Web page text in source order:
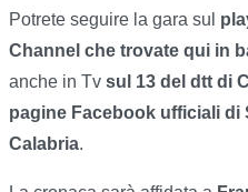
Potrete seguire la gara sul
Channel che trovate qui in
anche in Tv sul 13 del dtt di
pagine Facebook ufficiali di
Calabria.